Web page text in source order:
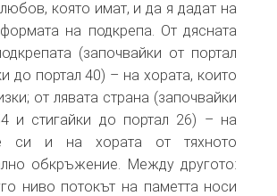
която имат, и да я дадат на
на подкрепа. От дясната
(започвайки от портал
до портал 40) – на хората, които
от лявата страна (започвайки
и стигайки до портал 26) – на
си и на хората от тяхното
обкръжение. Между другото:
ниво потокът на паметта носи